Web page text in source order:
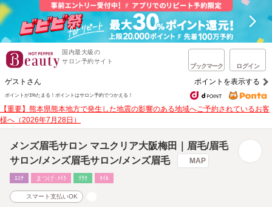
国内最大級の
サロン予約サイト
ブックマーク ログイン
ゲストさん ポイントを表示する
ポイントが1%たまる！ ポイントはサロン予約でつかえる！
【重要】熊本県熊本地方で発生した地震の影響のある地域へご予約されているお客
様へ（2026年7月28日）
メンズ眉毛サロン マユクリア大阪梅田｜眉毛/眉毛
サロン/メンズ眉毛サロン/メンズ眉毛
MAP
ｴｽﾃ まつげ･ﾒｲｸ ﾘﾗｸ ﾈｲﾙ
スマート支払いOK